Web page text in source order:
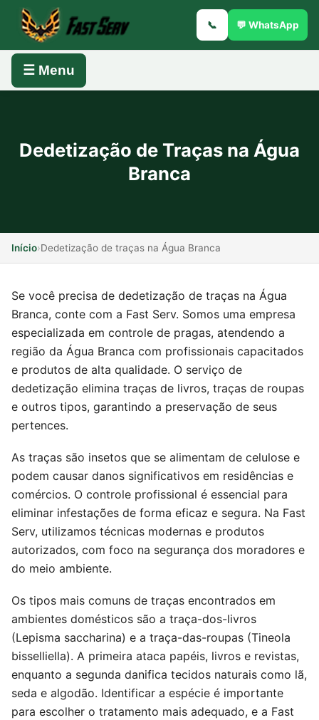
📞 💬 WhatsApp
☰ Menu
Dedetização de Traças na Água
Branca
Início›Dedetização de traças na Água Branca
Se você precisa de dedetização de traças na Água
Branca, conte com a Fast Serv. Somos uma empresa
especializada em controle de pragas, atendendo a
região da Água Branca com profissionais capacitados
e produtos de alta qualidade. O serviço de
dedetização elimina traças de livros, traças de roupas
e outros tipos, garantindo a preservação de seus
pertences.
As traças são insetos que se alimentam de celulose e
podem causar danos significativos em residências e
comércios. O controle profissional é essencial para
eliminar infestações de forma eficaz e segura. Na Fast
Serv, utilizamos técnicas modernas e produtos
autorizados, com foco na segurança dos moradores e
do meio ambiente.
Os tipos mais comuns de traças encontrados em
ambientes domésticos são a traça-dos-livros
(Lepisma saccharina) e a traça-das-roupas (Tineola
bisselliella). A primeira ataca papéis, livros e revistas,
enquanto a segunda danifica tecidos naturais como lã,
seda e algodão. Identificar a espécie é importante
para escolher o tratamento mais adequado, e a Fast